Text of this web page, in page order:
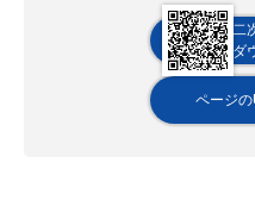
二
ダ
ページ